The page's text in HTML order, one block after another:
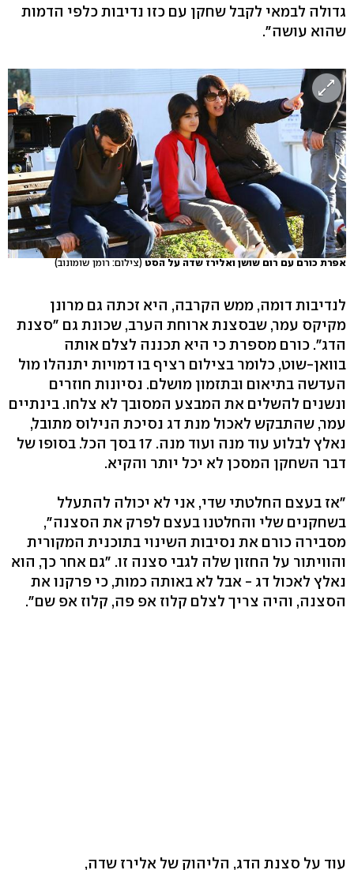
גדולה לבמאי לקבל שחקן עם כזו נדיבות כלפי הדמות
שהוא עושה".
אפרת כורם עם רום שושן ואלירז שדה על הסט (צילום: רומן שומונוב)
לנדיבות דומה, ממש הקרבה, היא זכתה גם מרונן
מקיקס עמר, שבסצנת ארוחת הערב, שכונת גם "סצנת
הדג". כורם מספרת כי היא תכננה לצלם אותה
בוואן-שוט, כלומר בצילום רציף בו דמויות יתנהלו מול
העדשה בתיאום ובתזמון מושלם. נסיונות חוזרים
ונשנים להשלים את המבצע המסובך לא צלחו. בינתיים
עמר, שהתבקש לאכול מנת דג נסיכת הנילוס מתובל,
נאלץ לבלוע עוד מנה ועוד מנה. 17 בסך הכל. בסופו של
דבר השחקן המסכן לא יכל יותר והקיא.
"אז בעצם החלטתי שדי, אני לא יכולה להתעלל
בשחקנים שלי והחלטנו בעצם לפרק את הסצנה",
מסבירה כורם את נסיבות השינוי בתוכנית המקורית
והוויתור על החזון שלה לגבי סצנה זו. "גם אחר כך, הוא
נאלץ לאכול דג - אבל לא באותה כמות, כי פרקנו את
הסצנה, והיה צריך לצלם קלוז אפ פה, קלוז אפ שם".
עוד על סצנת הדג, הליהוק של אלירז שדה,